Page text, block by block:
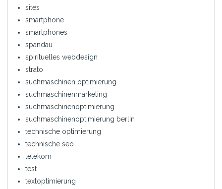
sites
smartphone
smartphones
spandau
spirituelles webdesign
strato
suchmaschinen optimierung
suchmaschinenmarketing
suchmaschinenoptimierung
suchmaschinenoptimierung berlin
technische optimierung
technische seo
telekom
test
textoptimierung